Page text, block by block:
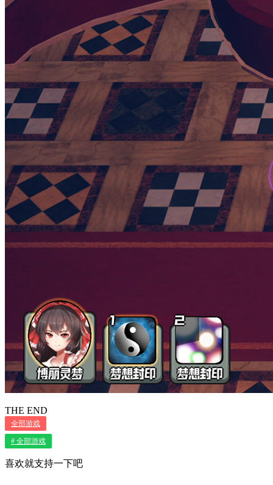
THE END
全部游戏
# 全部游戏
喜欢就支持一下吧